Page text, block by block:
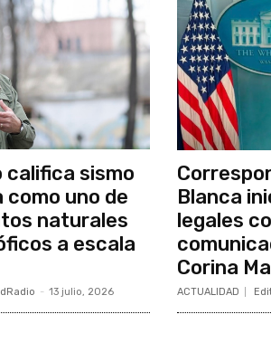
califica sismo
como uno de
naturales
a escala
- 13 julio, 2026
Blanca
legales
Corina
ACTUALIDAD